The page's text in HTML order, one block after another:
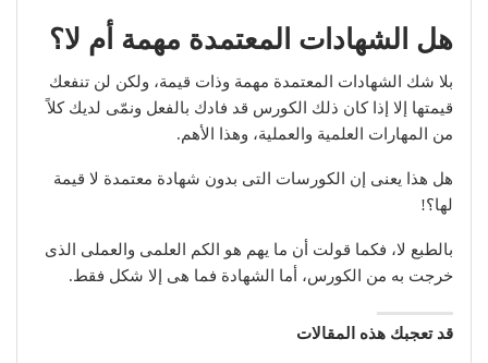
هل الشهادات المعتمدة مهمة أم لا؟
بلا شك الشهادات المعتمدة مهمة وذات قيمة، ولكن لن تنفعك
قيمتها إلا إذا كان ذلك الكورس قد فادك بالفعل ونمّى لديك كلاً
من المهارات العلمية والعملية، وهذا الأهم.
هل هذا يعنى إن الكورسات التى بدون شهادة معتمدة لا قيمة
لها؟!
بالطبع لا، فكما قولت أن ما يهم هو الكم العلمى والعملى الذى
خرجت به من الكورس، أما الشهادة فما هى إلا شكل فقط.
قد تعجبك هذه المقالات